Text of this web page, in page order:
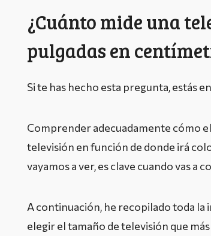
¿Cuánto mide una
pulgadas en
Si te has hecho esta pregunta, estás
Comprender adecuadamente cómo
televisión en función de donde irá
vayamos a ver, es clave cuando vas a
A continuación, he recopilado toda la
elegir el tamaño de televisión que más